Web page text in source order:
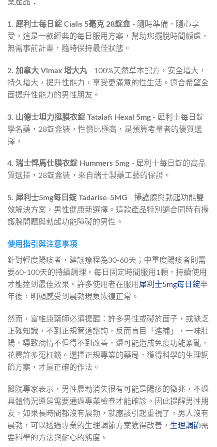
業產品：
1. 犀利士每日錠 Cialis 5毫克 28錠盒- 隨時準備，隨心享
受。這是一款經典的每日服用方案，幫助您擺脫時間顧慮，
無需事前計畫，隨時保持最佳狀態。
2. 加拿大 Vimax 增大丸 - 100%天然草本配方，安全增大，
持久增大，提升性能力，享受更滿意的性生活。適合希望全
面提升性能力的男性朋友。
3. 山德士坦力挺膜衣錠 Tatalafi Hexal 5mg- 犀利士每日錠
學名藥，28錠盒裝，性價比極高，是預算考量者的優質選
擇。
4. 瑞士悍馬仕膜衣錠 Hummers 5mg- 犀利士每日錠的高品
質選擇，28錠盒裝，來自瑞士製藥工藝的保證。
5. 犀利士5mg每日錠 Tadarise-5MG - 攝護腺與勃起功能雙
效解決方案，男性健康新選擇。這款產品特別適合同時有攝
護腺問題與勃起功能障礙的男性。
使用指引與注意事項
針對輕度陽痿者，建議療程為30-60天；中重度陽痿者則需
要60-100天的持續調理。每日固定時間服用1顆，持續使用
才能達到最佳效果。許多使用者在服用 犀利士5mg每日錠半
年後，明顯感受到晨勃現象恢復正常。
然而，富維康藥師必須提醒：許多男性或礙於面子，或缺乏
正確知識，不到正規管道諮詢，反而盲目「進補」，一味壯
陽，導致病情不但得不到改善，還可能造成免疫功能紊亂，
花費許多冤枉錢。選擇正規專業的藥局，獲得科學的生理調
節方案，才是正確的作法。
醫院專家表示，男性晨勃消失很有可能是陽痿的徵兆，不過
具體情況還是需要通過專業檢查才能確診。因此提醒男性朋
友，如果長時間都沒有晨勃，就應該引起重視了。男人沒有
晨勃，可以透過專業的生理調節方案獲得改善， 生理調節需
要科學的方法與耐心的態度。